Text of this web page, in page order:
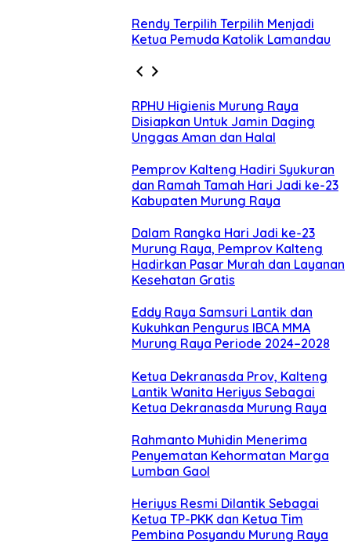
Rendy Terpilih Terpilih Menjadi
Ketua Pemuda Katolik Lamandau
RPHU Higienis Murung Raya
Disiapkan Untuk Jamin Daging
Unggas Aman dan Halal
Pemprov Kalteng Hadiri Syukuran
dan Ramah Tamah Hari Jadi ke-23
Kabupaten Murung Raya
Dalam Rangka Hari Jadi ke-23
Murung Raya, Pemprov Kalteng
Hadirkan Pasar Murah dan Layanan
Kesehatan Gratis
Eddy Raya Samsuri Lantik dan
Kukuhkan Pengurus IBCA MMA
Murung Raya Periode 2024–2028
Ketua Dekranasda Prov, Kalteng
Lantik Wanita Heriyus Sebagai
Ketua Dekranasda Murung Raya
Rahmanto Muhidin Menerima
Penyematan Kehormatan Marga
Lumban Gaol
Heriyus Resmi Dilantik Sebagai
Ketua TP-PKK dan Ketua Tim
Pembina Posyandu Murung Raya